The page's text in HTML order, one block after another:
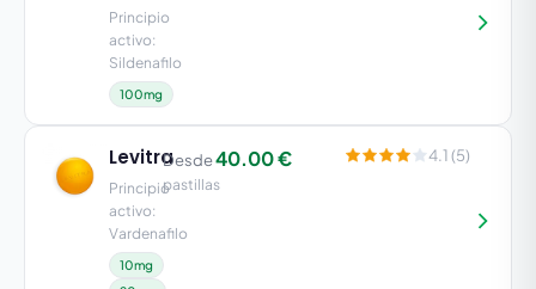
Principio
activo:
Sildenafilo
100mg
Levitra
Principio
activo:
Vardenafilo
10mg
Desde40.00 €
pastillas
4.1 (5)